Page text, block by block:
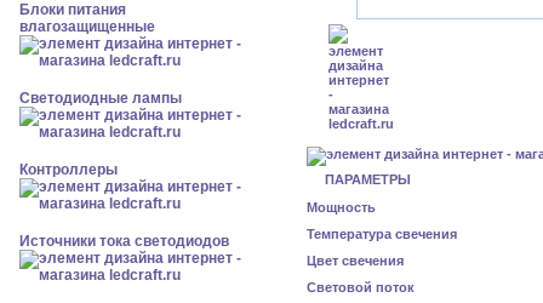
Блоки питания
влагозащищенные
Светодиодные лампы
Контроллеры
Источники тока светодиодов
ПАРАМЕТРЫ
Мощность
Температура свечения
Цвет свечения
Световой поток